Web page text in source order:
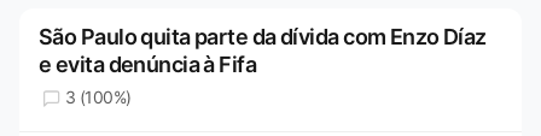
São Paulo quita parte da dívida com Enzo Díaz
e evita denúncia à Fifa
3 (100%)